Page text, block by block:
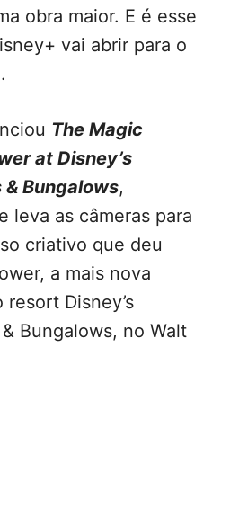
obra maior. E é esse
vai abrir para o
The Magic
at Disney’s
Bungalows,
leva as câmeras para
criativo que deu
a mais nova
Disney’s
Bungalows, no Walt